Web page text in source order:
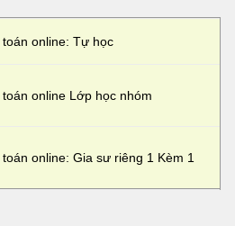
online: Tự học
online Lớp học nhóm
online: Gia sư riêng 1 Kèm 1